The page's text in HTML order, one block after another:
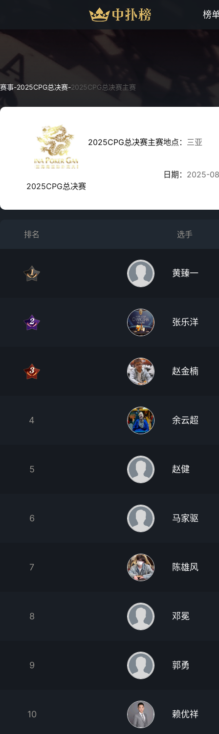
榜
赛事-2025CPG总决赛-2025CPG总决赛主赛
2025CPG总决赛
2025CPG总决赛主赛地点： 三亚
日期： 2025-
排名 选手
黄臻一
张乐洋
赵金楠
4 余云超
5 赵健
6 马家驱
7 陈雄风
8 邓冕
9 郭勇
10 赖优祥